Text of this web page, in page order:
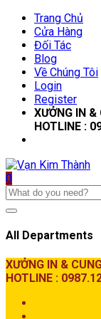
Trang Chủ
Cửa Hàng
Đối Tác
Blog
Về Chúng Tôi
Login
Register
XƯỞNG IN
HOTLINE :
0
All Departments
XƯỞNG IN &
HOTLINE :